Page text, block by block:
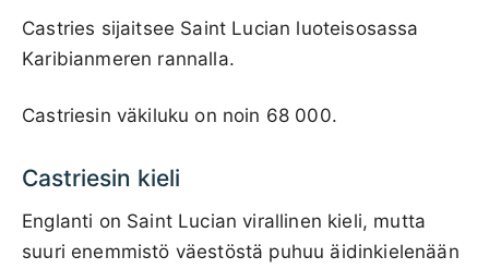
Castries sijaitsee Saint Lucian luoteisosassa
Karibianmeren rannalla.
Castriesin väkiluku on noin 68 000.
Castriesin kieli
Englanti on Saint Lucian virallinen kieli, mutta
suuri enemmistö väestöstä puhuu äidinkielenään